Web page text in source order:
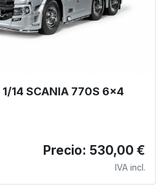
14 SCANIA 770S 6x4
Precio: 530,00 €
IVA incl.